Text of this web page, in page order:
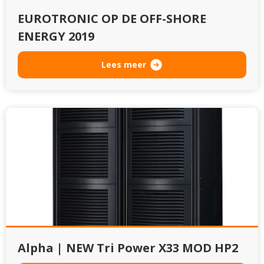
EUROTRONIC OP DE OFF-SHORE
ENERGY 2019
Lees meer
Alpha | NEW Tri Power X33 MOD HP2